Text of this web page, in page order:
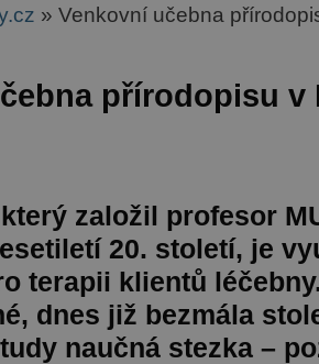
» Venkovní učebna
přírodopisu v
založil profesor
20. století, je
terapii klientů
dnes již bezmála
naučná stezka –